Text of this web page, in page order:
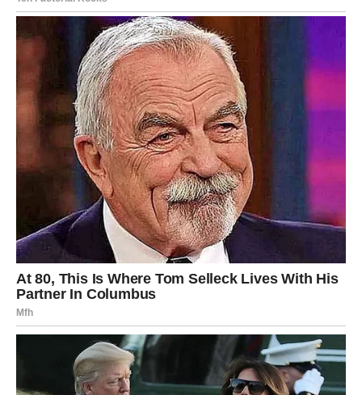
Neočekivana prilika otvara vrata koja su dugo bila
zatvorena.
Sudbina vam pokazuje da ništa nije izgubljeno.
Šta vam sudbina vraća?
Šansu za veliki preokret.
Nova budućnost kuca na vrata
Pred vama su posebni trenuci.
RIBE
Ribe ulaze u period emotivnog mira.